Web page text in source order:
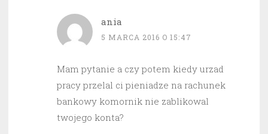
ania
5 MARCA 2016 O 15:47
Mam pytanie a czy potem kiedy urzad
pracy przelal ci pieniadze na rachunek
bankowy komornik nie zablikowal
twojego konta?